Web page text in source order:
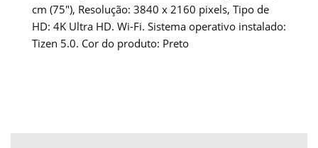
cm (75″), Resolução: 3840 x 2160 pixels, Tipo de
HD: 4K Ultra HD. Wi-Fi. Sistema operativo instalado:
Tizen 5.0. Cor do produto: Preto